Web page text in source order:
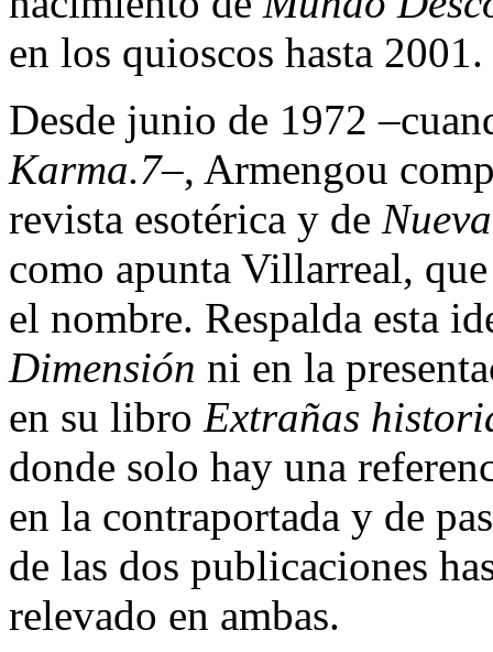
en los quioscos hasta 2001.
Desde junio de 1972
Karma.7–, Armengou
revista esotérica y de
como apunta Villarreal,
el nombre. Respalda esta
Dimensión ni en la
en su libro Extrañas
donde solo hay una
en la contraportada y de
de las dos publicaciones
relevado en ambas.